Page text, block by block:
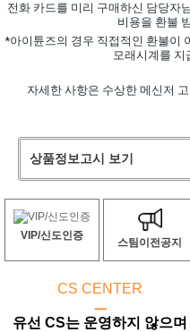
전화 카드를 미리 구매하신 담당자
비용을 환불
*아이튠즈의 경우 직접적인 환불이
모래시계를 지
자세한 사항은 수상한 메신저
상품정보고시 보기
VIP/신도인증
스팀이전공지
CS CENTER
ㅡ
유선 CS는 운영하지 않으며